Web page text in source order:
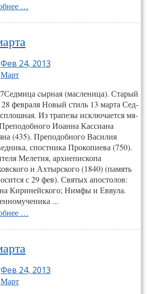
…
Фев 24, 2013
Март
cыр­ная (мас­ле­ница). Старый
28 февраля Новый стиль 13 марта Сед­
Из тра­пезы иск­лю­ча­ет­ся мя­
Иоанна Кассиана
(435). Преподобного Василия
спостника Прокопиева (750).
Мелетия, архиепископа
и Ахтырского (1840) (память
с 29 фев). Святых апостолов:
Киринейского; Нимфы и Еввула.
...
…
Фев 24, 2013
Март